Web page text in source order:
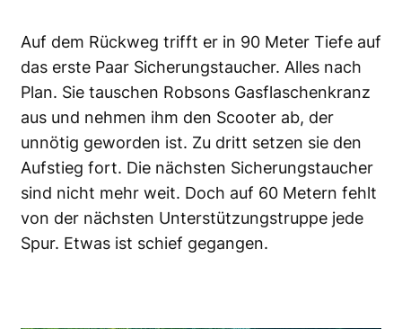
Auf dem Rückweg trifft er in 90 Meter Tiefe auf
das erste Paar Sicherungstaucher. Alles nach
Plan. Sie tauschen Robsons Gasflaschenkranz
aus und nehmen ihm den Scooter ab, der
unnötig geworden ist. Zu dritt setzen sie den
Aufstieg fort. Die nächsten Sicherungstaucher
sind nicht mehr weit. Doch auf 60 Metern fehlt
von der nächsten Unterstützungstruppe jede
Spur. Etwas ist schief gegangen.